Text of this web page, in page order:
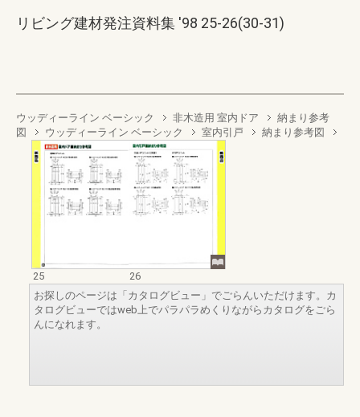
リビング建材発注資料集 '98 25-26(30-31)
ウッディーライン ベーシック 非木造用 室内ドア
納まり参考
図
ウッディーライン ベーシック 室内引戸 納まり参考図
25
26
お探しのページは「カタログビュー」でごらんいただけます。カ
タログビューではweb上でパラパラめくりながらカタログをごら
んになれます。